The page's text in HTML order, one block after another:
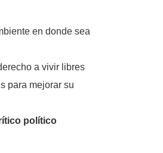
en donde sea
a vivir libres
para mejorar su
político